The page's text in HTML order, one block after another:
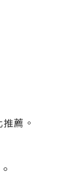
薦。